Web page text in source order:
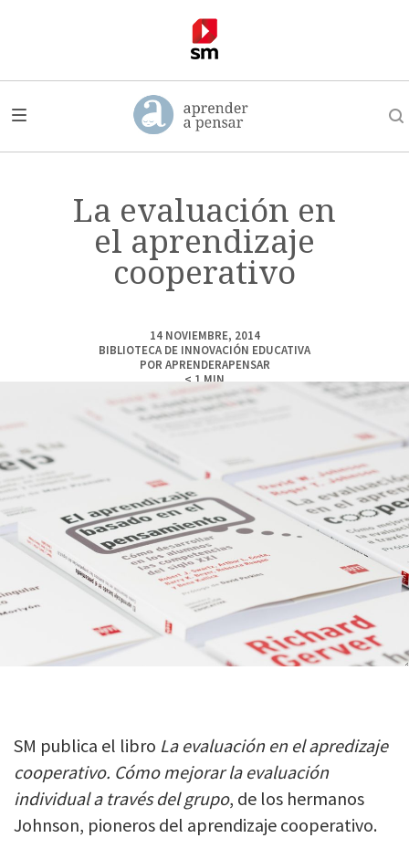
La evaluación en
el aprendizaje
cooperativo
14 NOVIEMBRE, 2014
BIBLIOTECA DE INNOVACIÓN EDUCATIVA
POR APRENDERAPENSAR
< 1MIN
SM publica el libro La evaluación en el apredizaje
cooperativo. Cómo mejorar la evaluación
individual a través del grupo, de los hermanos
Johnson, pioneros del aprendizaje cooperativo.